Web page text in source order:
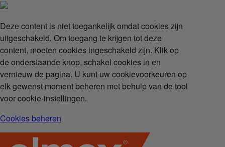
Deze content is niet toegankelijk omdat cookies zijn
uitgeschakeld. Om toegang te krijgen tot deze
content, moeten cookies ingeschakeld zijn. Klik op
de onderstaande knop, schakel cookies in en
vernieuw de pagina. U kunt uw cookievoorkeuren op
elk gewenst moment beheren met behulp van de tool
voor cookie-instellingen.
Cookies beheren